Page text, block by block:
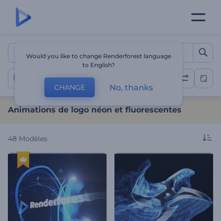
Animations de logo néon
Animations de logo néon
Animations de logo néon et fluorescentes
48 Modèles
Would you like to change Renderforest language
to English?
CHANGE No, thanks